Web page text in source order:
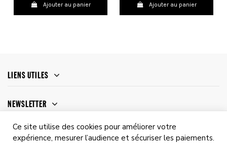
Ajouter au panier Ajouter au panier
LIENS UTILES
NEWSLETTER
Ce site utilise des cookies pour améliorer votre
expérience, mesurer l’audience et sécuriser les paiements.